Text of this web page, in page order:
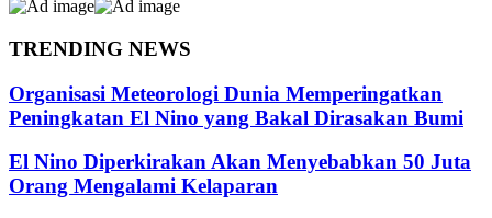
TRENDING NEWS
Organisasi Meteorologi Dunia Memperingatkan
Peningkatan El Nino yang Bakal Dirasakan Bumi
El Nino Diperkirakan Akan Menyebabkan 50 Juta
Orang Mengalami Kelaparan